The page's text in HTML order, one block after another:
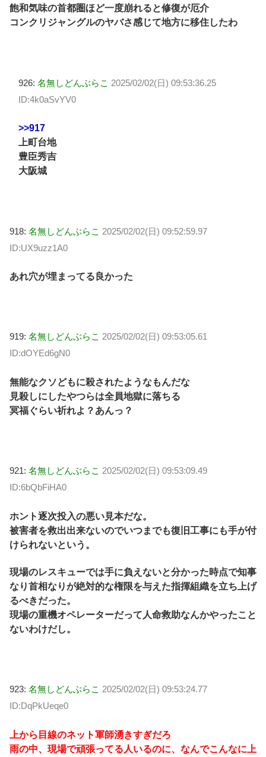
飽和気味の首都圏ほど一度崩れると修復が厄介
コンクリジャングルのヤバさ感じて地方に移住したわ
926: 名無しどんぶらこ 2025/02/02(日) 09:53:36.25
ID:4k0aSvYV0
>>917
上町台地
豊臣秀吉
大阪城
918: 名無しどんぶらこ 2025/02/02(日) 09:52:59.97
ID:UX9uzz1A0
あれ穴が埋まってる良かった
919: 名無しどんぶらこ 2025/02/02(日) 09:53:05.61
ID:dOYEd6gN0
無能なクソどもに殺されたようなもんだな
見殺しにしたやつらは全員地獄に落ちる
冥福ぐらい祈れよ？あんっ？
921: 名無しどんぶらこ 2025/02/02(日) 09:53:09.49
ID:6bQbFiHA0
ホント逐次投入の悪い見本だな。
被害者を救出出来ないのでいつまでも復旧工事にも手が付
けられないという。
現場のレスキューでは手に負えないと分かった時点で知事
なり首相なりが絶対的な権限を与えた指揮組織を立ち上げ
るべきだった。
現場の重機オペレーターだって人命救助なんかやったこと
ないわけだし。
923: 名無しどんぶらこ 2025/02/02(日) 09:53:24.77
ID:DqPkUeqe0
上から目線のネット軍師湧きすぎだろ
雨の中、現場で頑張ってる人いるのに、なんでこんなに上